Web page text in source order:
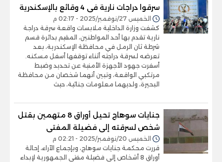
سرقوا دراجات نارية فى 4 وقائع بالإسكندرية
الخميس 27/نوفمبر/2025 - 02:17 م
كشفت وزارة الداخلية ملابسات واقعة سرقة دراجة
نارية تقدم بها أحد المواطنين، المقيم بدائرة قسم
شرطة ثان الرمل في محافظة الإسكندرية، بعد
تعرضه لسرقة دراجته أثناء توقفها أسفل مسكنه.
أسفرت جهود الأجهزة الأمنية عن تحديد وضبط
مرتكبي الواقعة، وتبين أنهما شخصان من محافظة
البحيرة، ولديهما معلومات جنائية، حيث
جنايات سوهاج تحيل أوراق 8 متهمين بقتل
شخص لسرقته إلى فضيلة المفتى
الخميس 20/نوفمبر/2025 - 02:21 م
قررت محكمة جنايات سوهاج، وبإجماع الآراء، إحالة
أوراق 8 أشخاص إلى فضيلة مفتى الجمهورية لإبداء